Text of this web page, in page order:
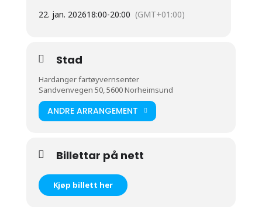
22. jan. 202618:00-20:00 (GMT+01:00)
Stad
Hardanger fartøyvernsenter
Sandvenvegen 50, 5600 Norheimsund
ANDRE ARRANGEMENT
Billettar på nett
Kjøp billett her